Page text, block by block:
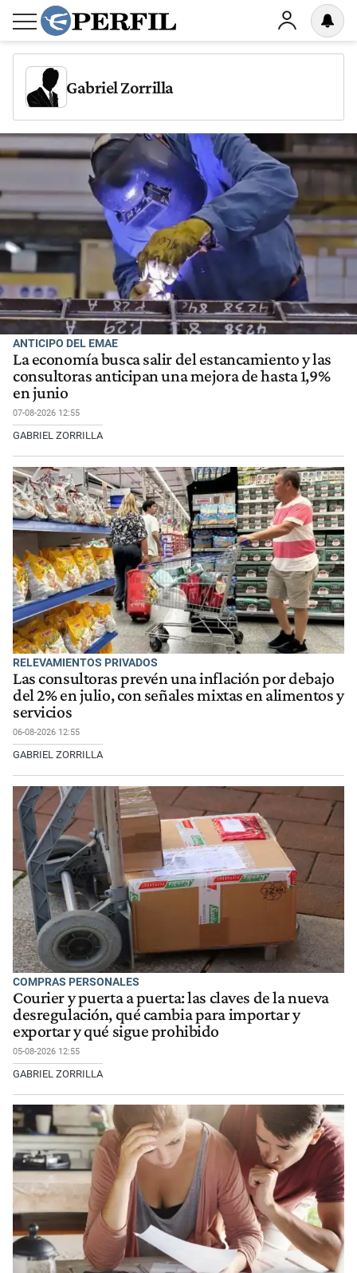
Gabriel Zorrilla
ANTICIPO DEL EMAE
La economía busca salir del estancamiento y las
consultoras anticipan una mejora de hasta 1,9%
en junio
07-08-2026 12:55
GABRIEL ZORRILLA
RELEVAMIENTOS PRIVADOS
Las consultoras prevén una inflación por debajo
del 2% en julio, con señales mixtas en alimentos y
servicios
06-08-2026 12:55
GABRIEL ZORRILLA
COMPRAS PERSONALES
Courier y puerta a puerta: las claves de la nueva
desregulación, qué cambia para importar y
exportar y qué sigue prohibido
05-08-2026 12:55
GABRIEL ZORRILLA